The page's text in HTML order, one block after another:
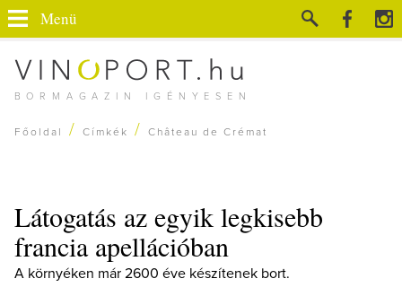
BORMAGAZIN IGÉNYESEN
Menü
Főoldal / Címkék / Château de Crémat
Látogatás az egyik legkisebb
francia apellációban
A környéken már 2600 éve készítenek bort.